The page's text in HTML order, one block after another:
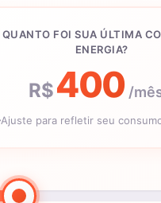
QUANTO FOI SUA ÚLTIMA
ENERGIA?
R$400 /
Ajuste para refletir seu